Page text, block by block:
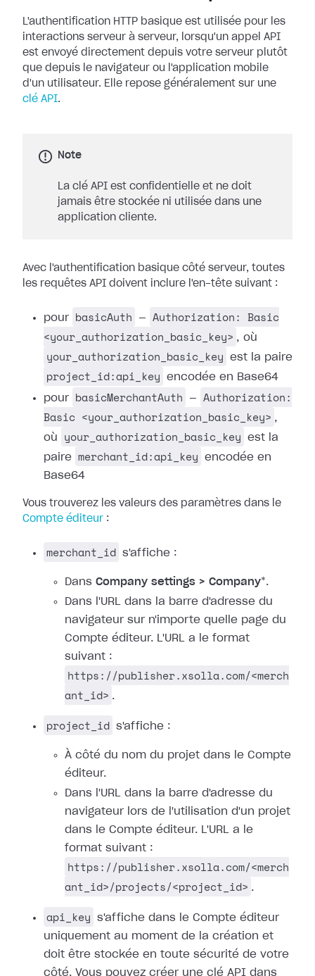
L'authentification HTTP basique est utilisée pour les
interactions serveur à serveur, lorsqu'un appel API
est envoyé directement depuis votre serveur plutôt
que depuis le navigateur ou l'application mobile
d'un utilisateur. Elle repose généralement sur une
clé API.
Note
La clé API est confidentielle et ne doit
jamais être stockée ni utilisée dans une
application cliente.
Avec l'authentification basique côté serveur, toutes
les requêtes API doivent inclure l'en-tête suivant :
pour basicAuth —
Authorization: Basic
<your_authorization_basic_key> , où
your_authorization_basic_key est la paire
project_id:api_key
encodée en Base64
pour basicMerchantAuth —
Authorization:
Basic <your_authorization_basic_key> ,
où
your_authorization_basic_key
est la
paire merchant_id:api_key
encodée en
Base64
Vous trouverez les valeurs des paramètres dans le
Compte éditeur :
merchant_id s'affiche :
Dans Company settings > Company*.
Dans l'URL dans la barre d'adresse du
navigateur sur n'importe quelle page du
Compte éditeur. L'URL a le format
suivant :
https://publisher.xsolla.com/<merch
ant_id> .
project_id s'affiche :
À côté du nom du projet dans le Compte
éditeur.
Dans l'URL dans la barre d'adresse du
navigateur lors de l'utilisation d'un projet
dans le Compte éditeur. L'URL a le
format suivant :
https://publisher.xsolla.com/<merch
ant_id>/projects/<project_id> .
api_key
s'affiche dans le Compte éditeur
uniquement au moment de la création et
doit être stockée en toute sécurité de votre
côté. Vous pouvez créer une clé API dans